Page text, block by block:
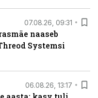
07.08.26, 09:31
naaseb
Systemsi
06.08.26, 13:17